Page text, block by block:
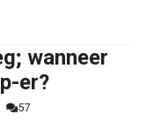
wanneer
er?
57